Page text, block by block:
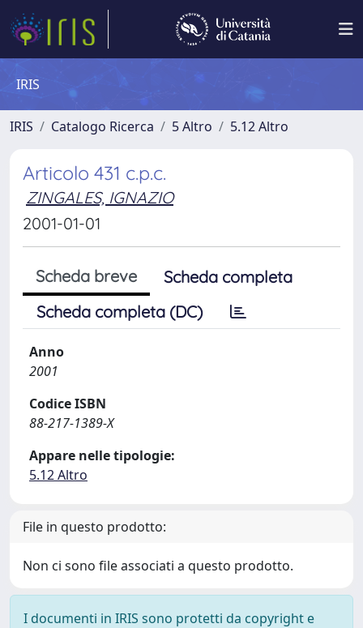
IRIS
IRIS Catalogo Ricerca 5 Altro 5.12 Altro
Articolo 431 c.p.c.
ZINGALES, IGNAZIO
2001-01-01
Scheda breve
Scheda completa
Scheda completa (DC)
Anno
2001
Codice ISBN
88-217-1389-X
Appare nelle tipologie:
5.12 Altro
File in questo prodotto:
Non ci sono file associati a questo prodotto.
I documenti in IRIS sono protetti da copyright e